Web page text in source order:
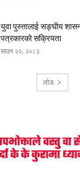
युवा पुस्तालाई सङ्घीय
पत्रकारको सक्रियता
साउन २२, २०८३
लोड